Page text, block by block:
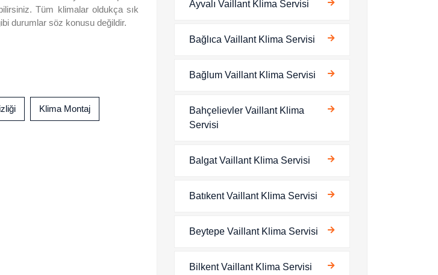
Tüm klimalar oldukça sık
durumlar söz konusu değildir.
Klima Montaj
Ayvalı Vaillant Klima Servisi
Bağlıca Vaillant Klima Servisi
Bağlum Vaillant Klima Servisi
Bahçelievler Vaillant Klima
Servisi
Balgat Vaillant Klima Servisi
Batıkent Vaillant Klima Servisi
Beytepe Vaillant Klima Servisi
Bilkent Vaillant Klima Servisi